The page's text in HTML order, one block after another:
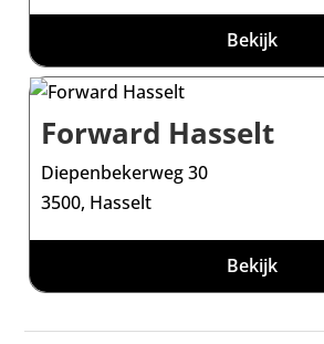
Bekijk
Forward Hasselt
Diepenbekerweg 30
3500, Hasselt
Bekijk